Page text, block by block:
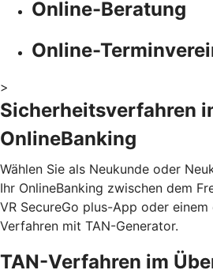
Online-Beratung
Online-
>
Sicherheitsverfahren
OnlineBanking
Wählen Sie als Neukunde oder
Ihr OnlineBanking zwischen dem
VR SecureGo plus-App oder
Verfahren mit TAN-Generator.
TAN-Verfahren im